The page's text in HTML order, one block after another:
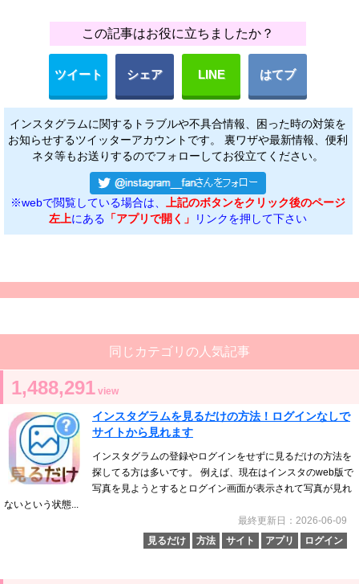
この記事はお役に立ちましたか？
ツイート シェア LINE はてブ
インスタグラムに関するトラブルや不具合情報、困った時の対策を
お知らせするツイッターアカウントです。 裏ワザや最新情報、便利
ネタ等もお送りするのでフォローしてお役立てください。
※webで閲覧している場合は、
上記のボタンをクリック後のページ
左上にある 「アプリで開く」 リンクを押して下さい
同じカテゴリの人気記事
1,488,291 view
インスタグラムを見るだけの方法！ログインなしで
サイトから見れます
インスタグラムの登録やログインをせずに見るだけの方法を
探してる方は多いです。 例えば、現在はインスタのweb版で
写真を見ようとするとログイン画面が表示されて写真が見れ
ないという状態...
最終更新日：2026-06-09
見るだけ
方法 サイト アプリ ログイン